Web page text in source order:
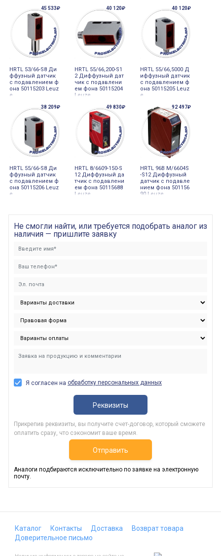
45 533₽
HRTL 53/66-S8 Ди
ффузный датчик
с подавлением ф
она 50115203 Leuz
e
40 120₽
HRTL 55/66,200-S1
2 Диффузный дат
чик с подавлени
ем фона 50115204
Leuze
40 120₽
HRTL 55/66,5000 Д
иффузный датчик
с подавлением ф
она 50115205 Leuz
e
38 209₽
HRTL 55/66-S8 Ди
ффузный датчик
с подавлением ф
она 50115206 Leuz
e
49 830₽
HRTL 8/6609-150-S
12 Диффузный да
тчик с подавлени
ем фона 50115688
Leuze
92 497₽
HRTL 96B M/6604S
-S12 Диффузный
датчик с подавле
нием фона 501156
90 Leuze
Не смогли найти, или требуется подобрать аналог из
наличия — пришлите заявку
Я согласен на обработку персональных данных
Реквизиты
Прикрепив реквизиты, вы получите счет-договор, который сможете
оплатить сразу, что сэкономит ваше время.
Отправить
Аналоги подбираются исключительно по заявке на электронную
почту.
Каталог Контакты Доставка
Возврат товара
Доверительное письмо